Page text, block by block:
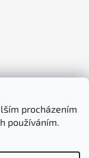
procházením
používáním.